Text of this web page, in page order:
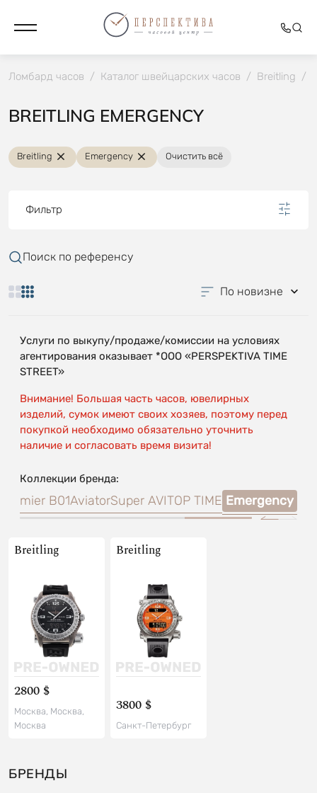
Ломбард часов / Каталог швейцарских часов / Breitling /
BREITLING EMERGENCY
Breitling Emergency Очистить всё
Фильтр
Поиск по референсу
По новизне
Услуги по выкупу/продаже/комиссии на условиях
агентирования оказывает *OOO «PERSPEKTIVA TIME
STREET»
Внимание! Большая часть часов, ювелирных
изделий, сумок имеют своих хозяев, поэтому перед
покупкой необходимо обязательно уточнить
наличие и согласовать время визита!
Коллекции бренда:
Premier B01AviatorSuper AVITOP TIME Emergency
Breitling
2800 $
Москва, Москва,
Москва
Breitling
3800 $
Санкт-Петербург
БРЕНДЫ